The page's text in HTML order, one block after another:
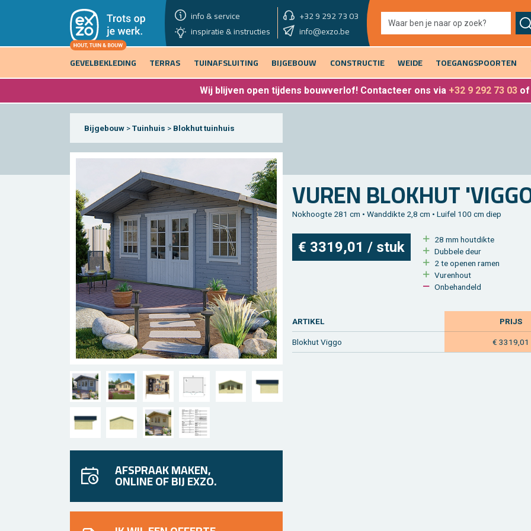
info & service +32 9 292 73 03
showroom vandaag
inspiratie & instructies
info@exzo.be 9u - 12u30 & 13u30 - 17u
GEVELBEKLEDING
TERRAS TUINAFSLUITING BIJGEBOUW CONSTRUCTIE WEIDE TOEGANGSPOORTEN
Wij blijven open tijdens bouwverlof! Contacteer ons via +32 9 292 73 03 of
Bijgebouw >Tuinhuis > Blokhut tuinhuis
VUREN BLOK­HUT
Nok­hoog­te 281 cm • Wand­dik­te 2,8 cm • Lui­fel 100 cm diep
€ 3319,01 / stuk
28 mm hout­dik­te
Dub­be­le deur
2 te ope­nen ramen
Vu­ren­hout
On­be­han­deld
AR­TI­KEL PRIJS
Blok­hut Viggo € 3319,01
AFSPRAAK MAKEN,
ONLINE OF BIJ EXZO.